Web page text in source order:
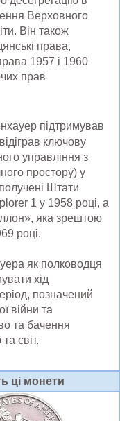
Верховного
Він також
права,
1957 і 1960
прав
підтримував
ключову
управління з
простору) у
Штати
1 у 1958 році, а
яка зрештою
році.
як полководця
хід
позначений
війни та
та бачення
світ.
цi монети